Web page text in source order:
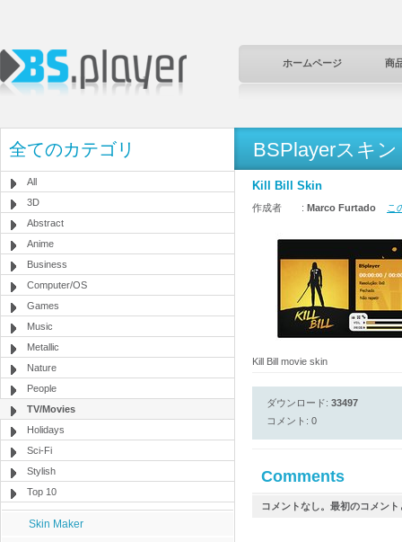
ホームページ 商
全てのカテゴリ
All
3D
Abstract
Anime
Business
Computer/OS
Games
Music
Metallic
Nature
People
TV/Movies
Holidays
Sci-Fi
Stylish
Top 10
Skin Maker
BSPlayerスキン
Kill Bill Skin
作成者 : Marco Furtado こ
Kill Bill movie skin
ダウンロード: 33497
コメント: 0
Comments
コメントなし。最初のコメン